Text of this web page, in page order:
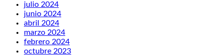
julio 2024
junio 2024
abril 2024
marzo 2024
febrero 2024
octubre 2023